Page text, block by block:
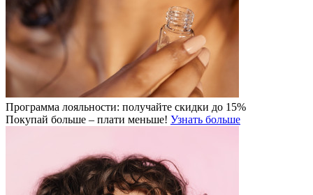
Программа лояльности: получайте скидки до 15%
Покупай больше – плати меньше! Узнать больше